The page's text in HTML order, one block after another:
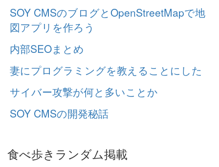
SOY CMSのブログとOpenStreetMapで地
図アプリを作ろう
内部SEOまとめ
妻にプログラミングを教えることにした
サイバー攻撃が何と多いことか
SOY CMSの開発秘話
食べ歩きランダム掲載